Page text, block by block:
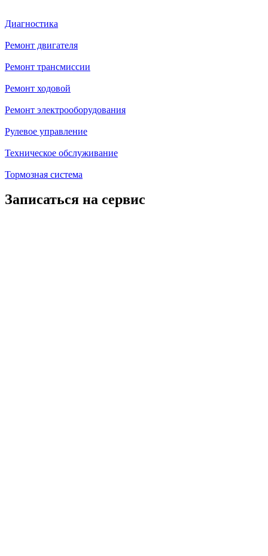
Диагностика
Ремонт двигателя
Ремонт трансмиссии
Ремонт ходовой
Ремонт электрооборудования
Рулевое управление
Техническое обслуживание
Тормозная система
Записаться на сервис